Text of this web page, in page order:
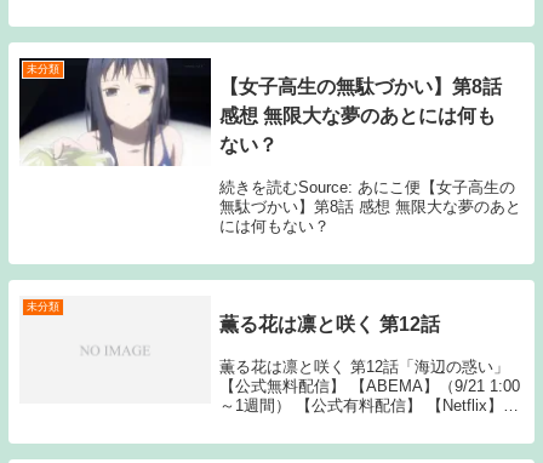
ゃん速【彼岸島】彼岸島がギャグ漫画だと
気付いた瞬間ｗ...
未分類
【女子高生の無駄づかい】第8話
感想 無限大な夢のあとには何も
ない？
続きを読むSource: あにこ便【女子高生の
無駄づかい】第8話 感想 無限大な夢のあと
には何もない？
未分類
薫る花は凛と咲く 第12話
薫る花は凛と咲く 第12話「海辺の惑い」
【公式無料配信】 【ABEMA】（9/21 1:00
～1週間） 【公式有料配信】 【Netflix】
く 動画一覧TOPへSource: New fe...